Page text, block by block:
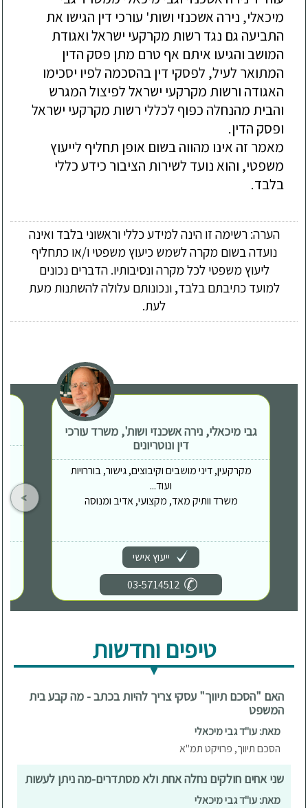
והבית מהנחלה כפוף לכללי רשות מקרקעי ישראל
בלבד.
הערה: רשימה זו הינה למידע כללי וראשוני בלבד ואינה
נועדה בשום מקרה לשמש כיעוץ משפטי ו/או כתחליף
ליעוץ משפטי לכל מקרה ונסיבותיו. הדברים נכונים
למועד כתיבתם בלבד, ונכונותם עלולה להשתנות מעת
לעת.
גבי מיכאלי, נירה אשכנזי ושות', משרד עורכי
דין ונוטריונים
מקרקעין, דיני מושבים וקיבוצים, גישור, בוררויות
ועוד...
משרד וותיק מאד, מקצועי, אדיב ומנוסה
ייעוץ אישי
03-5714512
טיפים וחדשות
האם "הסכם תיווך" עסקי צריך להיות בכתב - מה קבע בית
המשפט
מאת: עו"ד גבי מיכאלי
הסכם תיווך, פרויקט תמ"א
שני אחים חולקים נחלה אחת ולא מסתדרים-מה ניתן לעשות
מאת: עו"ד גבי מיכאלי